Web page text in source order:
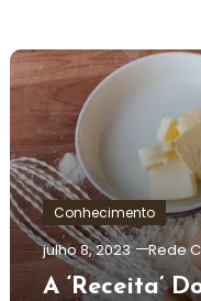
Conhecimento
julho 8, 2023 Rede
A ‘Receita’